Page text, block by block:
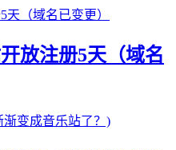
放注册5天（域名